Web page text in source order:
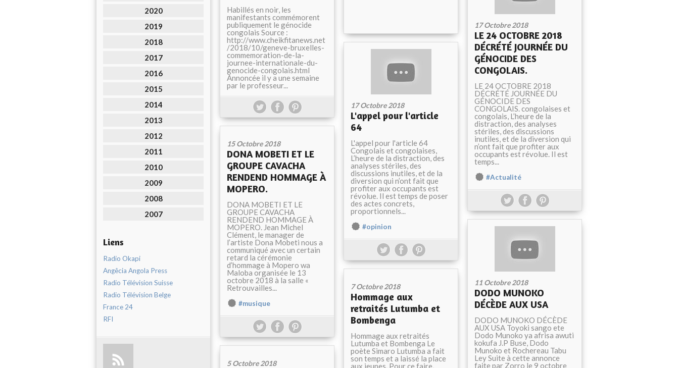
2020
2019
2018
2017
2016
2015
2014
2013
2012
2011
2010
2009
2008
2007
Liens
Radio Okapi
Angêcia Angola Press
Radio Télévision Suisse
Radio Télévision Belge
France 24
RFI
Habillés en noir, les
manifestants commémorent
publiquement le génocide
congolais Source :
http://www.cheikfitanews.net
/2018/10/geneve-bruxelles-
commemoration-de-la-
journee-internationale-du-
genocide-congolais.html
Annoncée il y a une semaine
par le professeur...
17 Octobre 2018
LE 24 OCTOBRE 2018
DÉCRÉTÉ JOURNÉE DU
GÉNOCIDE DES
CONGOLAIS.
LE 24 OCTOBRE 2018
DÉCRÉTÉ JOURNÉE DU
GÉNOCIDE DES
CONGOLAIS. congolaises et
congolais, L’heure de la
distraction, des analyses
stériles, des discussions
inutiles, et de la diversion qui
n’ont fait que profiter aux
occupants est révolue. Il est
temps...
#Actualité
17 Octobre 2018
L'appel pour l'article
64
L'appel pour l'article 64
Congolais et congolaises,
L’heure de la distraction, des
analyses stériles, des
discussions inutiles, et de la
diversion qui n’ont fait que
profiter aux occupants est
révolue. Il est temps de poser
des actes concrets,
proportionnels...
#opinion
15 Octobre 2018
DONA MOBETI ET LE
GROUPE CAVACHA
RENDEND HOMMAGE À
MOPERO.
DONA MOBETI ET LE
GROUPE CAVACHA
RENDEND HOMMAGE À
MOPERO. Jean Michel
Clément, le manager de
l’artiste Dona Mobeti nous a
communiqué avec un certain
retard la cérémonie
d’hommage à Mopero wa
Maloba organisée le 13
octobre 2018 à la salle «
Retrouvailles...
#musique
11 Octobre 2018
DODO MUNOKO
DÉCÈDE AUX USA
DODO MUNOKO DÉCÈDE
AUX USA Toyoki sango ete
Dodo Munoko ya afrisa awuti
kokufa J.P Buse, Dodo
Munoko et Rochereau Tabu
Ley Suite à cette annonce
faite par Zorro le 9 octobre
7 Octobre 2018
Hommage aux
retraités Lutumba et
Bombenga
Hommage aux retraités
Lutumba et Bombenga Le
poète Simaro Lutumba a fait
son temps et a laissé la place
aux jeunes. Pour ce faire,
5 Octobre 2018